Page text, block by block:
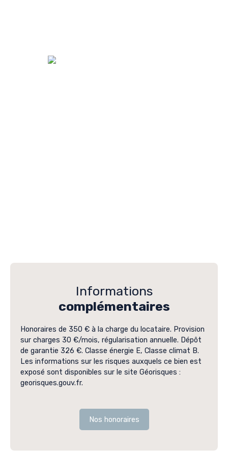
Informations
complémentaires
Honoraires de 350 € à la charge du locataire. Provision
sur charges 30 €/mois, régularisation annuelle. Dépôt
de garantie 326 €. Classe énergie E, Classe climat B.
Les informations sur les risques auxquels ce bien est
exposé sont disponibles sur le site Géorisques :
georisques.gouv.fr.
Nos honoraires